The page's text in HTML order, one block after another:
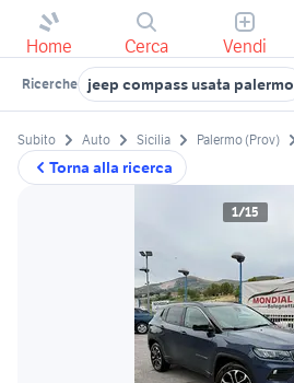
Home Cerca Vendi
Ricerche jeep compass usata palermo
Torna alla ricerca
Subito Auto Sicilia Palermo (Prov)
1/15